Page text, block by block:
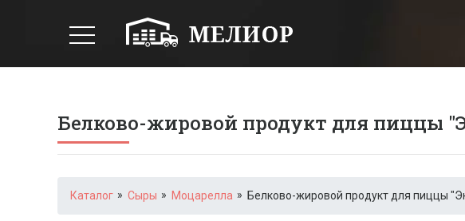
Белково-жировой продукт для пиццы
Каталог Сыры Моцарелла Белково-жировой продукт для пиццы